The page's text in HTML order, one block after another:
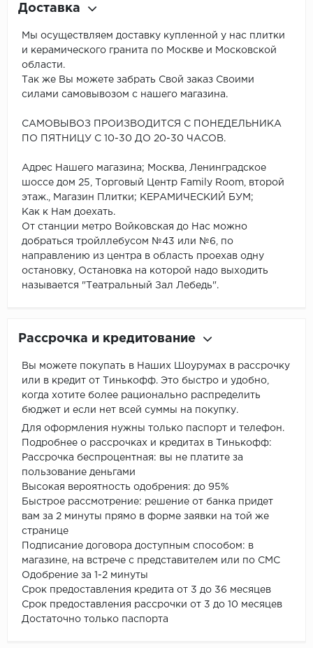
Доставка
Мы осуществляем доставку купленной у нас плитки
и керамического гранита по Москве и Московской
области.
Так же Вы можете забрать Свой заказ Своими
силами самовывозом с нашего магазина.
САМОВЫВОЗ ПРОИЗВОДИТСЯ С ПОНЕДЕЛЬНИКА
ПО ПЯТНИЦУ С 10-30 ДО 20-30 ЧАСОВ.
Адрес Нашего магазина; Москва, Ленинградское
шоссе дом 25, Торговый Центр Family Room, второй
этаж., Магазин Плитки; КЕРАМИЧЕСКИЙ БУМ;
Как к Нам доехать.
От станции метро Войковская до Нас можно
добраться тройллебусом №43 или №6, по
направлению из центра в область проехав одну
остановку, Остановка на которой надо выходить
называется "Театральный Зал Лебедь".
Рассрочка и кредитование
Вы можете покупать в Наших Шоурумах в рассрочку
или в кредит от Тинькофф. Это быстро и удобно,
когда хотите более рационально распределить
бюджет и если нет всей суммы на покупку.
Для оформления нужны только паспорт и телефон.
Подробнее о рассрочках и кредитах в Тинькофф:
Рассрочка беспроцентная: вы не платите за
пользование деньгами
Высокая вероятность одобрения: до 95%
Быстрое рассмотрение: решение от банка придет
вам за 2 минуты прямо в форме заявки на той же
странице
Подписание договора доступным способом: в
магазине, на встрече с представителем или по СМС
Одобрение за 1-2 минуты
Срок предоставления кредита от 3 до 36 месяцев
Срок предоставления рассрочки от 3 до 10 месяцев
Достаточно только паспорта